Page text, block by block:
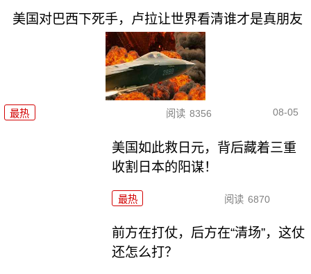
美国对巴西下死手，卢拉让世界看清谁才是真朋友
最热 阅读 8356 08-05
美国如此救日元，背后藏着三重
收割日本的阳谋！
最热 阅读 6870
前方在打仗，后方在“清场”，这仗
还怎么打？